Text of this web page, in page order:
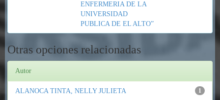
ENFERMERIA DE LA
UNIVERSIDAD
PUBLICA DE EL ALTO”
Otras opciones relacionadas
Autor
1
ALANOCA TINTA, NELLY JULIETA